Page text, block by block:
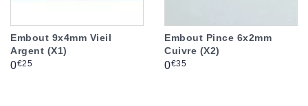
Embout 9x4mm Vieil
Argent (X1)
Prix
0€25
Embout Pince 6x2mm
Cuivre (X2)
Prix
0€35